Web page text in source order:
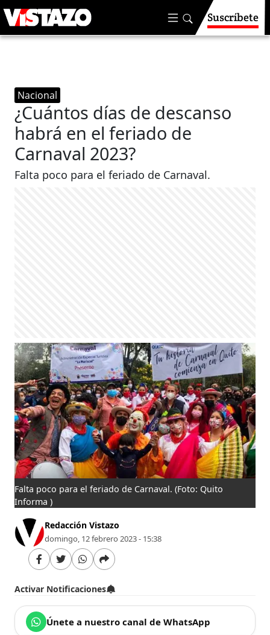
Suscríbete
Nacional
¿Cuántos días de descanso
habrá en el feriado de
Carnaval 2023?
Falta poco para el feriado de Carnaval.
Falta poco para el feriado de Carnaval.(Foto: Quito
Informa )
Redacción Vistazo
domingo, 12 febrero 2023 - 15:38
Activar Notificaciones
Únete a nuestro canal de WhatsApp